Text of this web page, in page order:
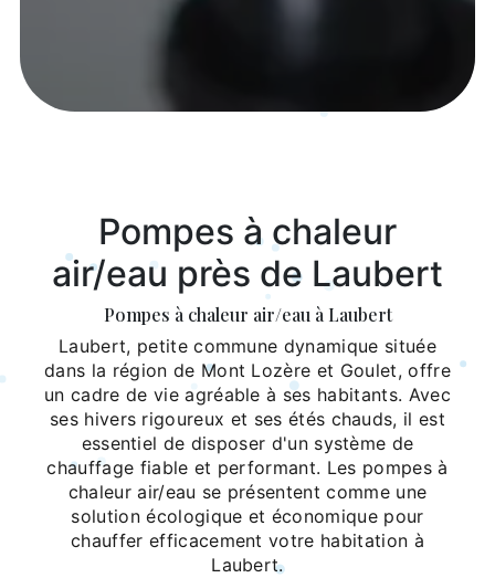
Pompes à chaleur
air/eau près de Laubert
Pompes à chaleur air/eau à Laubert
Laubert, petite commune dynamique située
dans la région de Mont Lozère et Goulet, offre
un cadre de vie agréable à ses habitants. Avec
ses hivers rigoureux et ses étés chauds, il est
essentiel de disposer d'un système de
chauffage fiable et performant. Les pompes à
chaleur air/eau se présentent comme une
solution écologique et économique pour
chauffer efficacement votre habitation à
Laubert.